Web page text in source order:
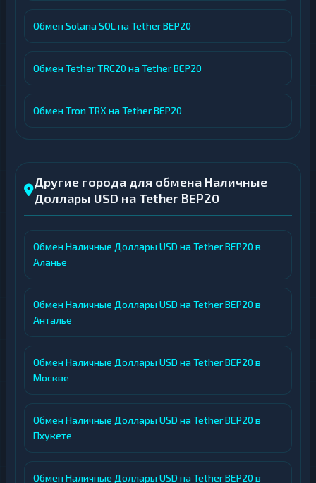
Обмен Solana SOL на Tether BEP20
Обмен Tether TRC20 на Tether BEP20
Обмен Tron TRX на Tether BEP20
Другие города для обмена Наличные
Доллары USD на Tether BEP20
Обмен Наличные Доллары USD на Tether BEP20 в
Аланье
Обмен Наличные Доллары USD на Tether BEP20 в
Анталье
Обмен Наличные Доллары USD на Tether BEP20 в
Москве
Обмен Наличные Доллары USD на Tether BEP20 в
Пхукете
Обмен Наличные Доллары USD на Tether BEP20 в